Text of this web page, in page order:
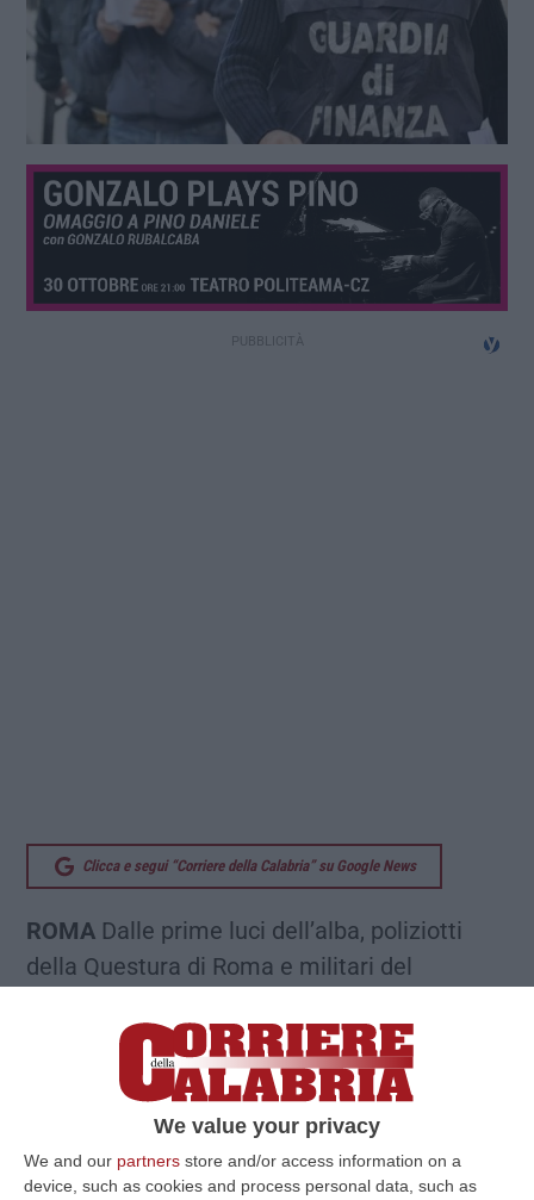
We value your privacy
We and our partners store and/or access information on a
device, such as cookies and process personal data, such as
Clicca e segui “Corriere della Calabria” su Google News
ROMA Dalle prime luci dell’alba, poliziotti
della Questura di Roma e militari del
stanno dando esecuzione a un’ordinanza di
custodia cautelare, emessa dal Gip su
richiesta della Direzione Distrettuale
Antimafia della Capitale, nei confronti di
Umberto Romagnoli (classe 1947), sua figlia